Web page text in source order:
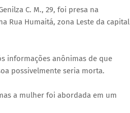
C. M., 29, foi presa na
Rua Humaitá, zona Leste da capital
informações anônimas de que
possivelmente seria morta.
a mulher foi abordada em um